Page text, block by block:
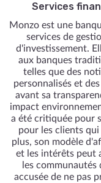
Services
Monzo est une
services de
d'investissement.
aux banques
telles que des
personnalisés et
avant sa
impact
a été critiquée pour
pour les clients
plus, son modèle
et les intérêts peut
les
accusée de ne pas